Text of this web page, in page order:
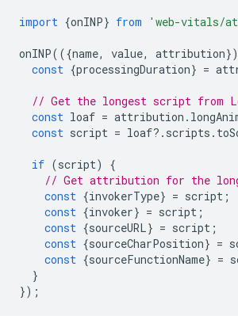
import {onINP} from 'web-vitals/
onINP(({name, value, attribution})
const {processingDuration} =
// Get the longest script from
const loaf = attribution .
const script = loaf? . scripts .
if (script)
{
// Get attribution for the
const {invokerType} = script ;
const {invoker} = script ;
const {sourceURL} = script ;
const {sourceCharPosition} =
const {sourceFunctionName} =
}
});